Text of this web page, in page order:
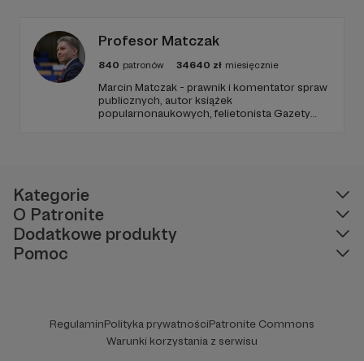
Profesor Matczak
840 patronów 34640 zł miesięcznie
Marcin Matczak - prawnik i komentator spraw
publicznych, autor książek
popularnonaukowych, felietonista Gazety
Kategorie
O Patronite
Dodatkowe produkty
Pomoc
RegulaminPolityka prywatnościPatronite Commons
Warunki korzystania z serwisu